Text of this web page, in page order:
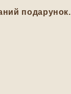
подарунок.